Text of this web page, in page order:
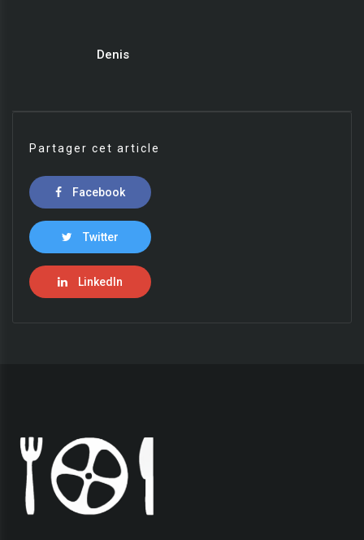
Denis
Partager cet article
Facebook
Twitter
LinkedIn